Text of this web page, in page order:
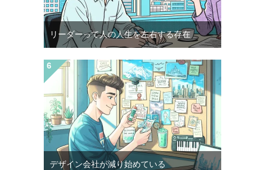
リーダーって人の人生を左右する存在
デザイン会社が減り始めている